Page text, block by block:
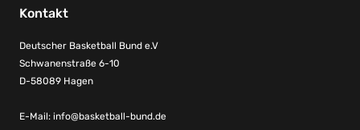
Kontakt
Deutscher Basketball Bund e.V
Schwanenstraße 6-10
D-58089 Hagen
E-Mail: info@basketball-bund.de